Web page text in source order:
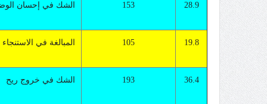
28.9
153 الشك في إحسان
19.8
105 المبالغة في الاستنجاء
36.4
193 الشك في خروج ريح